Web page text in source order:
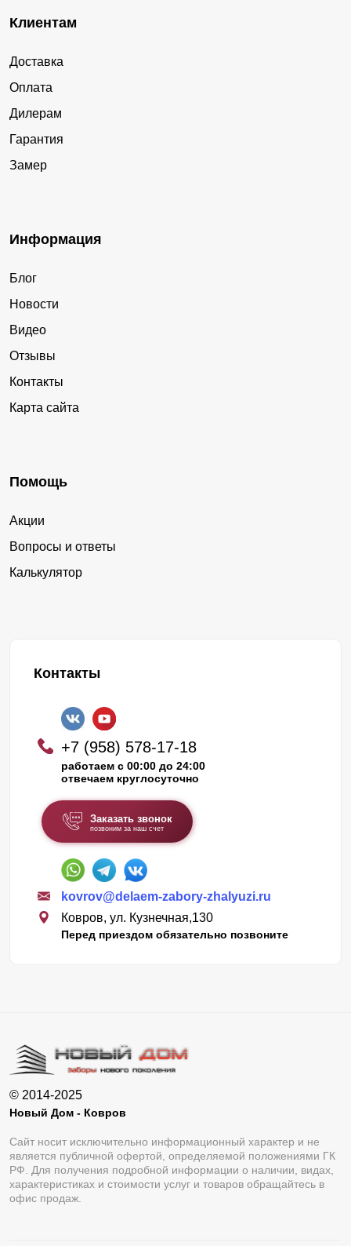
Клиентам
Доставка
Оплата
Дилерам
Гарантия
Замер
Информация
Блог
Новости
Видео
Отзывы
Контакты
Карта сайта
Помощь
Акции
Вопросы и ответы
Калькулятор
Контакты
+7 (958) 578-17-18
работаем с 00:00 до 24:00
отвечаем круглосуточно
Заказать звонок
позвоним за наш счет
kovrov@delaem-zabory-zhalyuzi.ru
Ковров, ул. Кузнечная,130
Перед приездом обязательно позвоните
© 2014-2025
Новый Дом - Ковров
Сайт носит исключительно информационный характер и не
является публичной офертой, определяемой положениями ГК
РФ. Для получения подробной информации о наличии, видах,
характеристиках и стоимости услуг и товаров обращайтесь в
офис продаж.